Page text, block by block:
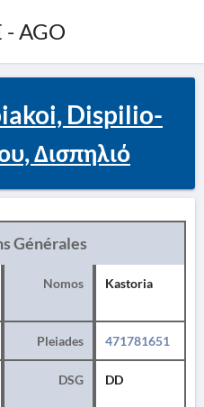
- AGO
Dispilio-
Δισπηλιό
Générales
Nomos Kastoria
Pleiades 471781651
DSG DD